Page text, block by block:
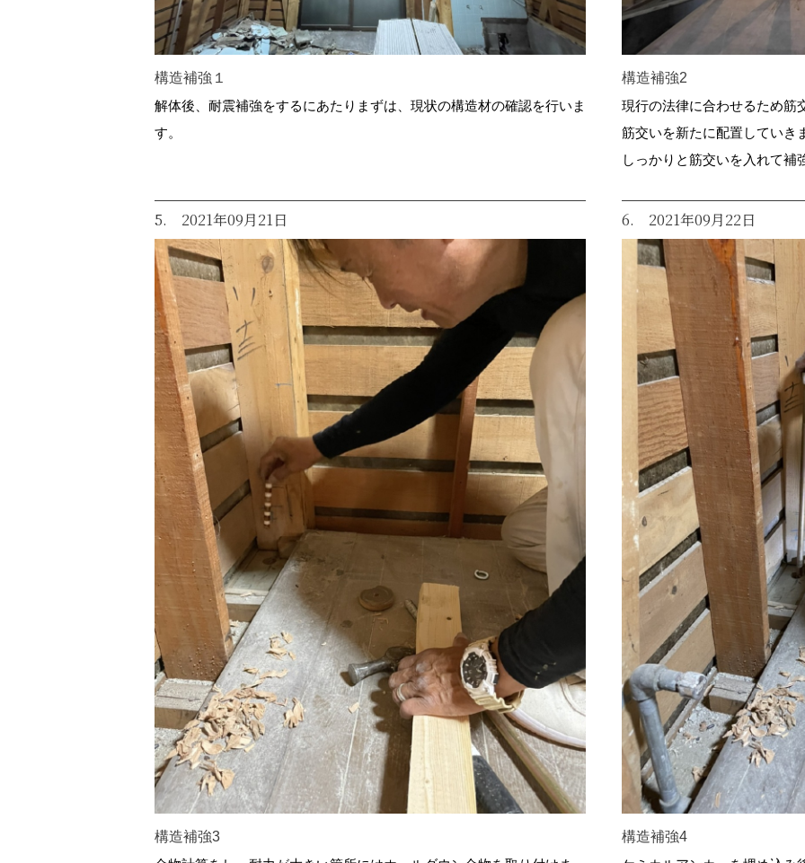
構造補強１
解体後、耐震補強をするにあたりまずは、現状の構造材の確認を行いま
す。
構造補強2
現行の法律に合わせるため筋
筋交いを新たに配置していき
しっかりと筋交いを入れて補
5. 2021年09月21日
構造補強3
6. 2021年09月22日
構造補強4